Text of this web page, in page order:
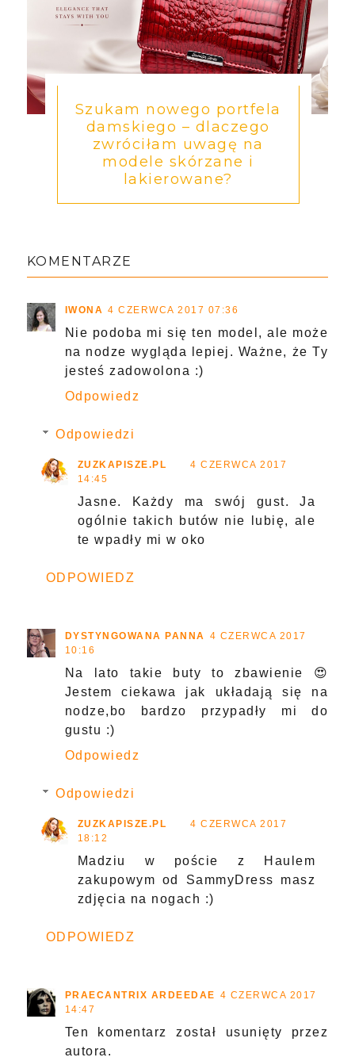
Szukam nowego portfela
damskiego – dlaczego
zwróciłam uwagę na
modele skórzane i
lakierowane?
KOMENTARZE
IWONA 4 CZERWCA 2017 07:36
Nie podoba mi się ten model, ale może
na nodze wygląda lepiej. Ważne, że Ty
jesteś zadowolona :)
Odpowiedz
Odpowiedzi
ZUZKAPISZE.PL
4 CZERWCA 2017
14:45
Jasne. Każdy ma swój gust. Ja
ogólnie takich butów nie lubię, ale
te wpadły mi w oko
ODPOWIEDZ
DYSTYNGOWANA PANNA 4 CZERWCA 2017
10:16
Na lato takie buty to zbawienie 😍
Jestem ciekawa jak układają się na
nodze,bo bardzo przypadły mi do
gustu :)
Odpowiedz
Odpowiedzi
ZUZKAPISZE.PL
4 CZERWCA 2017
18:12
Madziu w poście z Haulem
zakupowym od SammyDress masz
zdjęcia na nogach :)
ODPOWIEDZ
PRAECANTRIX ARDEEDAE 4 CZERWCA 2017
14:47
Ten komentarz został usunięty przez
autora.